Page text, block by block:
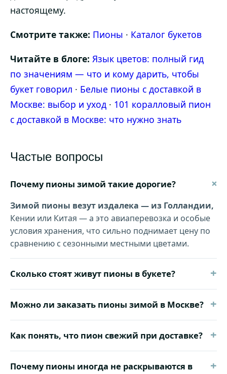
настоящему.
Смотрите также: Пионы · Каталог букетов
Читайте в блоге: Язык цветов: полный гид
по значениям — что и кому дарить, чтобы
букет говорил · Белые пионы с доставкой в
Москве: выбор и уход · 101 коралловый пион
с доставкой в Москве: что нужно знать
Частые вопросы
Почему пионы зимой такие дорогие? +
Зимой пионы везут издалека — из Голландии,
Кении или Китая — а это авиаперевозка и особые
условия хранения, что сильно поднимает цену по
сравнению с сезонными местными цветами.
Сколько стоят живут пионы в букете? +
Можно ли заказать пионы зимой в Москве? +
Как понять, что пион свежий при доставке? +
Почему пионы иногда не раскрываются в
+